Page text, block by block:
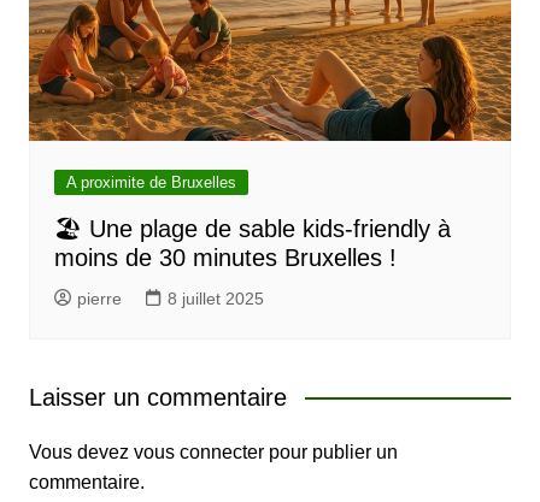
A proximite de Bruxelles
🏖️ Une plage de sable kids-friendly à
moins de 30 minutes Bruxelles !
pierre 8 juillet 2025
Laisser un commentaire
Vous devez vous connecterpour publier un
commentaire.